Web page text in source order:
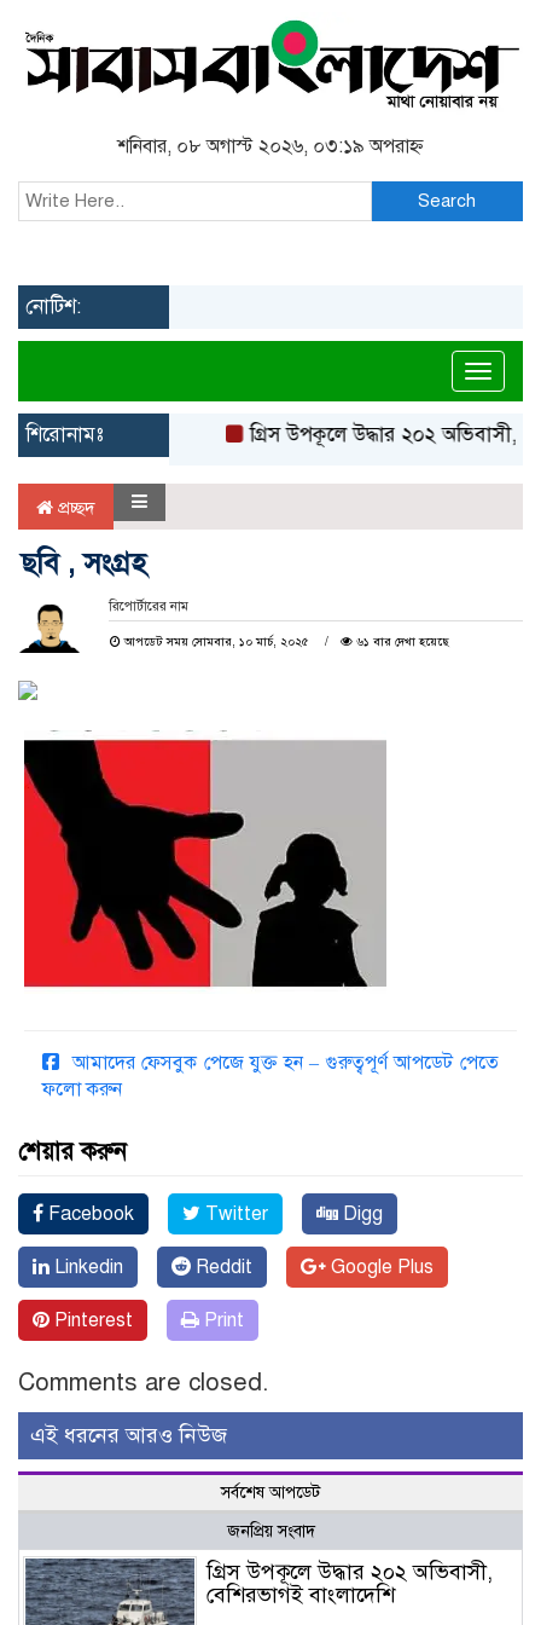
শনিবার, ০৮ অগাস্ট ২০২৬, ০৩:১৯ অপরাহ্ন
Search
নোটিশ:
শিরোনামঃ গ্রিস উপকূলে উদ্ধার ২০২ অভিবাসী,
প্রচ্ছদ
ছবি , সংগ্রহ
রিপোর্টারের নাম
আপডেট সময় সোমবার, ১০ মার্চ, ২০২৫ ৬১ বার দেখা হয়েছে
আমাদের ফেসবুক পেজে যুক্ত হন – গুরুত্বপূর্ণ আপডেট পেতে
ফলো করুন
শেয়ার করুন
Facebook Twitter Digg
Linkedin Reddit Google Plus
Pinterest Print
Comments are closed.
এই ধরনের আরও নিউজ
সর্বশেষ আপডেট
জনপ্রিয় সংবাদ
গ্রিস উপকূলে উদ্ধার ২০২ অভিবাসী,
বেশিরভাগই বাংলাদেশি